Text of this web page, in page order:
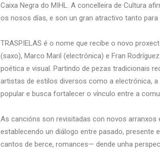
Caixa Negra do MIHL. A concelleira de Cultura
os nosos días, e son un gran atractivo tanto
TRASPIELAS é o nome que recibe o novo
(saxo), Marco Maril (electrónica) e Fran
poética e visual. Partindo de pezas tradicionais
artistas de estilos diversos como a electrónica,
popular e busca fortalecer o vínculo entre a
As cancións son revisitadas con novos
establecendo un diálogo entre pasado, presente
cantos de berce, romances— dende unha